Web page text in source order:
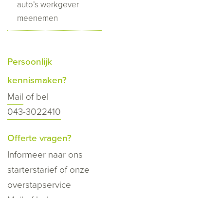
auto’s werkgever
meenemen
Persoonlijk
kennismaken?
Mail of bel
043-3022410
Offerte vragen?
Informeer naar ons
starterstarief of onze
overstapservice